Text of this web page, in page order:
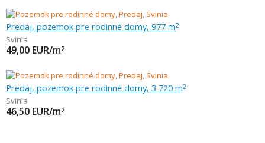
Predaj, pozemok pre rodinné domy, 977 m2
Svinia
49,00 EUR/m2
Predaj, pozemok pre rodinné domy, 3 720 m2
Svinia
46,50 EUR/m2